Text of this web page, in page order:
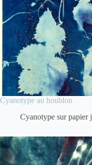
Cyanotype au houblon
Cyanotype sur papier